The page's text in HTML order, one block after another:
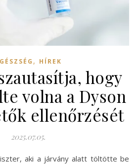
, HÍREK
hogy
volna a Dyson
ellenőrzését
2025.07.05.